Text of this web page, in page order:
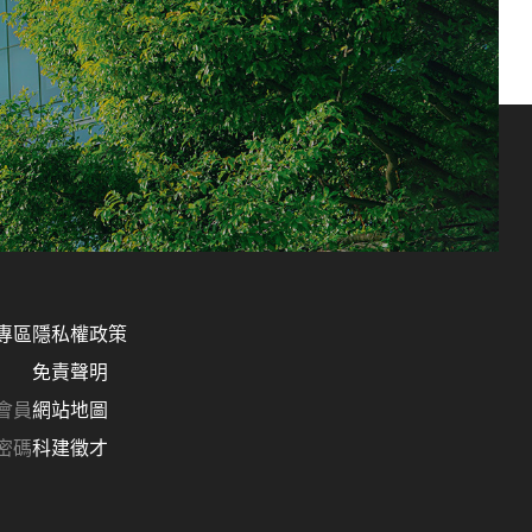
區
員
碼
隱私權政策
免責聲明
網站地圖
科建徵才